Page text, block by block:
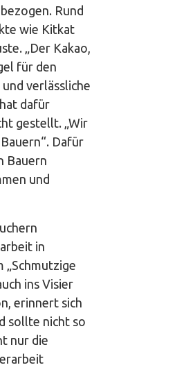
Rund
wie Kitkat
„Der Kakao,
für den
verlässliche
dafür
gestellt. „Wir
Dafür
Bauern
und
in
„Schmutzige
ins Visier
erinnert sich
sollte nicht so
nur die